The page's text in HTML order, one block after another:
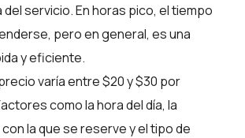
servicio. En horas pico, el tiempo
pero en general, es una
y eficiente.
varía entre $20 y $30 por
como la hora del día, la
la que se reserve y el tipo de